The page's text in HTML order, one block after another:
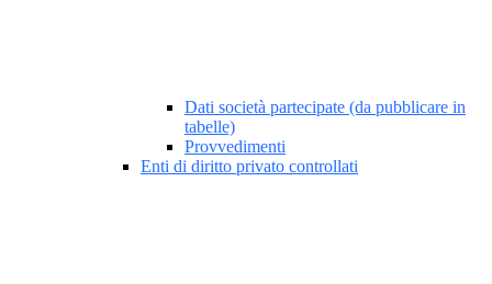
Dati società partecipate (da pubblicare in
tabelle)
Provvedimenti
Enti di diritto privato controllati